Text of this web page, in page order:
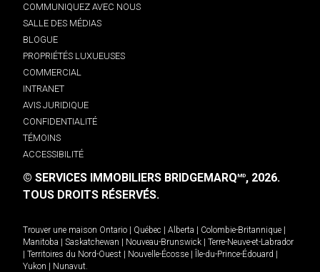
COMMUNIQUEZ AVEC NOUS
SALLE DES MÉDIAS
BLOGUE
PROPRIÉTÉS LUXUEUSES
COMMERCIAL
INTRANET
AVIS JURIDIQUE
CONFIDENTIALITÉ
TÉMOINS
ACCESSIBILITÉ
© SERVICES IMMOBILIERS BRIDGEMARQMD, 2026.
TOUS DROITS RÉSERVÉS.
Trouver une maison Ontario | Québec | Alberta | Colombie-Britannique |
Manitoba | Saskatchewan | Nouveau-Brunswick | Terre-Neuve-et-Labrador
| Territoires du Nord-Ouest | Nouvelle-Écosse | Île-du-Prince-Édouard |
Yukon | Nunavut